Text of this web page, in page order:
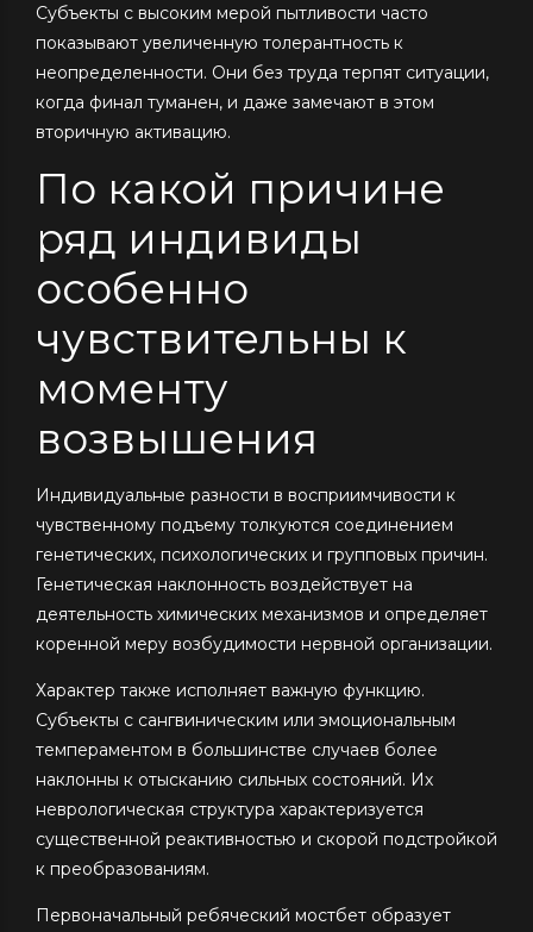
Субъекты с высоким мерой пытливости часто
показывают увеличенную толерантность к
неопределенности. Они без труда терпят ситуации,
когда финал туманен, и даже замечают в этом
вторичную активацию.
По какой причине
ряд индивиды
особенно
чувствительны к
моменту
возвышения
Индивидуальные разности в восприимчивости к
чувственному подъему толкуются соединением
генетических, психологических и групповых причин.
Генетическая наклонность воздействует на
деятельность химических механизмов и определяет
коренной меру возбудимости нервной организации.
Характер также исполняет важную функцию.
Субъекты с сангвиническим или эмоциональным
темпераментом в большинстве случаев более
наклонны к отысканию сильных состояний. Их
неврологическая структура характеризуется
существенной реактивностью и скорой подстройкой
к преобразованиям.
Первоначальный ребяческий мостбет образует